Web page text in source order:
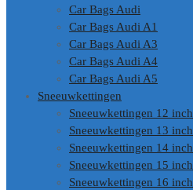
Car Bags Audi
Car Bags Audi A1
Car Bags Audi A3
Car Bags Audi A4
Car Bags Audi A5
Sneeuwkettingen
Sneeuwkettingen 12 inch
Sneeuwkettingen 13 inch
Sneeuwkettingen 14 inch
Sneeuwkettingen 15 inch
Sneeuwkettingen 16 inch